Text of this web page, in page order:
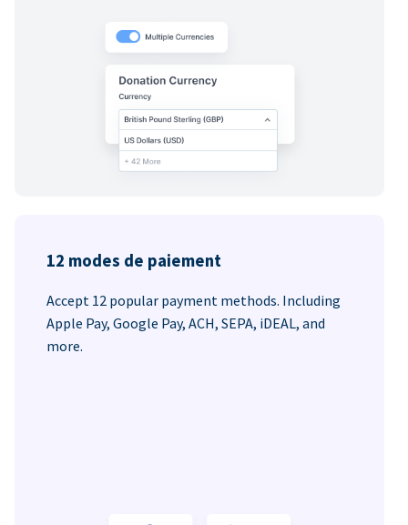
12 modes de paiement
Accept 12 popular payment methods. Including
Apple Pay, Google Pay, ACH, SEPA, iDEAL, and
more.